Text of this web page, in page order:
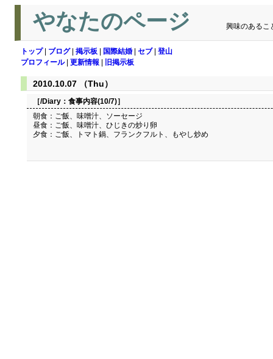
やなたのページ 興味のあるこ
トップ| ブログ| 掲示板 国際結婚 セブ| 登山
プロフィール| 更新情報 旧掲示板
2010.10.07 （Thu）
［/Diary： 食事内容(10/7)］
朝食：ご飯、味噌汁、ソーセージ
昼食：ご飯、味噌汁、ひじきの炒り卵
夕食：ご飯、トマト鍋、フランクフルト、もやし炒め